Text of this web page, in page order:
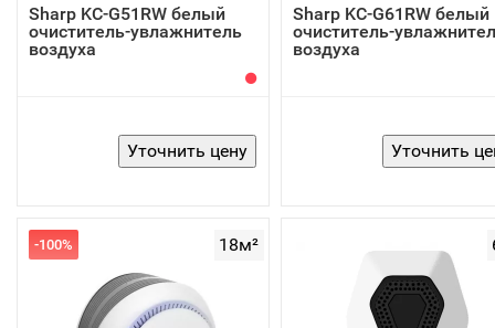
Sharp KC-G51RW белый
очиститель-увлажнитель
воздуха
Sharp KC-G61RW белый
очиститель-
воздуха
18м²
-100%